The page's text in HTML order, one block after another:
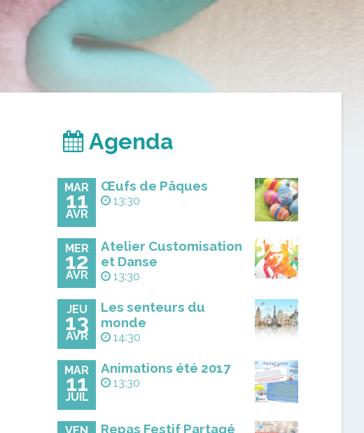
Agenda
MAR
11
AVR
Œufs de Pâques
13:30
MER
12
AVR
Atelier Customisation
et Danse
13:30
JEU
13
AVR
Les senteurs du
monde
14:30
MAR
11
JUIL
Animations été 2017
13:30
Repas Festif Partagé